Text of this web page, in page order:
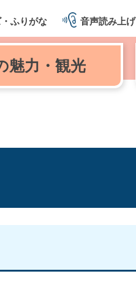
ふりがな 音声読み上げ
魅力・観光